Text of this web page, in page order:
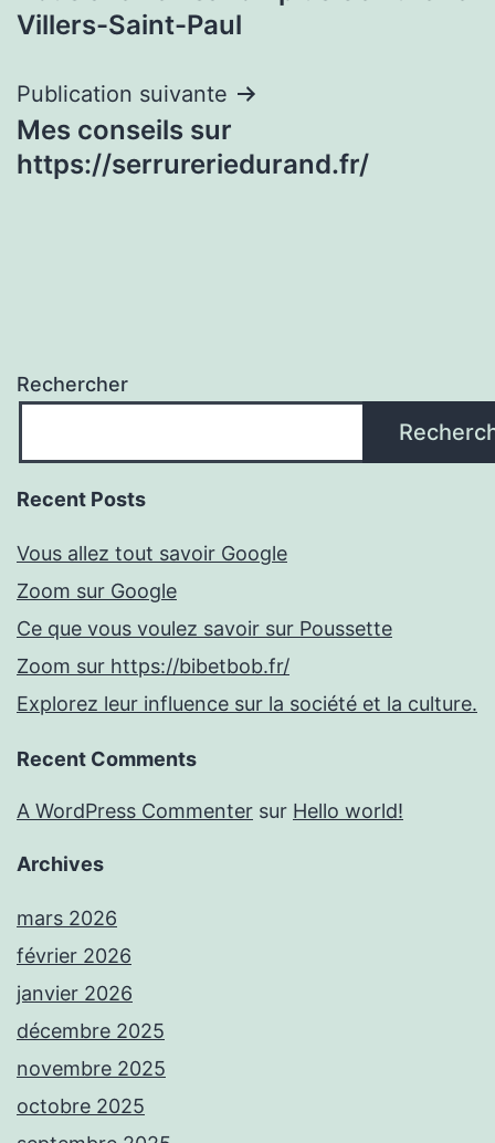
de
Villers-Saint-Paul
Publication suivante
Mes conseils sur
https://serrureriedurand.fr/
Rechercher
Recent Posts
Vous allez tout savoir Google
Zoom sur Google
Ce que vous voulez savoir sur Poussette
Zoom sur https://bibetbob.fr/
Explorez leur influence sur la société et la culture.
Recent Comments
A WordPress Commenter sur Hello world!
Archives
mars 2026
février 2026
janvier 2026
décembre 2025
novembre 2025
octobre 2025